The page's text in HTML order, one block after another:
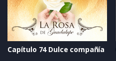
Capítulo 74 Dulce compañía